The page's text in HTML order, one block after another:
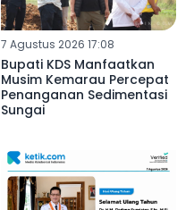
7 Agustus 2026 17:08
Bupati KDS Manfaatkan
Musim Kemarau Percepat
Penanganan Sedimentasi
Sungai